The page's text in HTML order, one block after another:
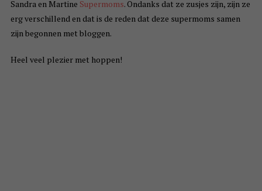
Sandra en Martine Supermoms. Ondanks dat ze zusjes zijn, zijn ze
erg verschillend en dat is de reden dat deze supermoms samen
zijn begonnen met bloggen.
Heel veel plezier met hoppen!